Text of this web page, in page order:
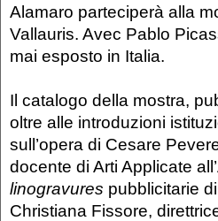
Alamaro parteciperà alla
Vallauris. Avec Pablo
mai esposto in Italia.
Il catalogo della mostra,
oltre alle introduzioni
sull’opera di Cesare
docente di Arti Applicate
linogravures pubblicitarie
Christiana Fissore,